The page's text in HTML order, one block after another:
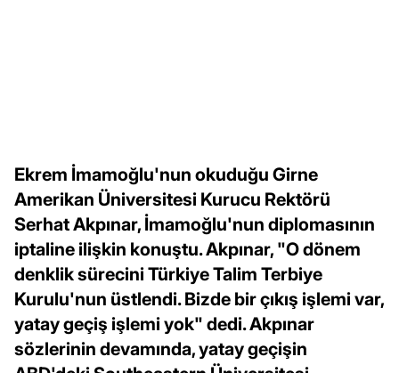
Ekrem İmamoğlu'nun okuduğu Girne
Amerikan Üniversitesi Kurucu Rektörü
Serhat Akpınar, İmamoğlu'nun diplomasının
iptaline ilişkin konuştu. Akpınar, "O dönem
denklik sürecini Türkiye Talim Terbiye
Kurulu'nun üstlendi. Bizde bir çıkış işlemi var,
yatay geçiş işlemi yok" dedi. Akpınar
sözlerinin devamında, yatay geçişin